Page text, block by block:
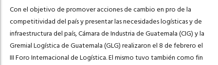
Con el objetivo de promover acciones de cambio en pro de la
competitividad del país y presentar las necesidades logísticas y de
infraestructura del país, Cámara de Industria de Guatemala (CIG) y la
Gremial Logística de Guatemala (GLG) realizaron el 8 de febrero el
III Foro Internacional de Logística. El mismo tuvo también como fin